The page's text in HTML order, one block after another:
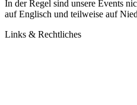
In der Regel sind unsere Events
auf Englisch und teilweise auf
Links & Rechtliches